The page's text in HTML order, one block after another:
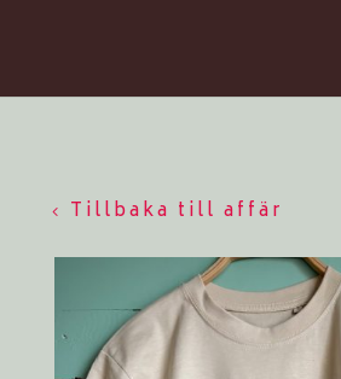
Tillbaka till affär